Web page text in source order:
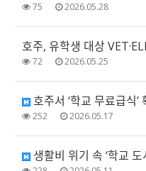
75 2026.05.28
72 2026.05.25
호주서 ‘학교 무료급식’ 확대 요
252 2026.05.17
생활비 위기 속 ‘학교 도시락